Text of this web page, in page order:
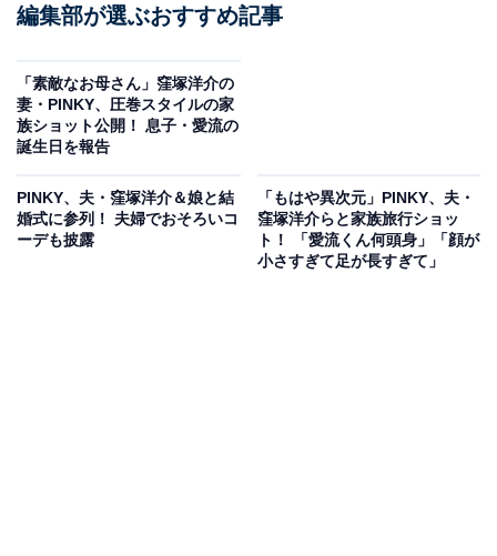
編集部が選ぶおすすめ記事
「素敵なお母さん」窪塚洋介の
妻・PINKY、圧巻スタイルの家
族ショット公開！ 息子・愛流の
誕生日を報告
PINKY、夫・窪塚洋介＆娘と結
婚式に参列！ 夫婦でおそろいコ
ーデも披露
「もはや異次元」PINKY、夫・
窪塚洋介らと家族旅行ショッ
ト！ 「愛流くん何頭身」「顔が
小さすぎて足が長すぎて」